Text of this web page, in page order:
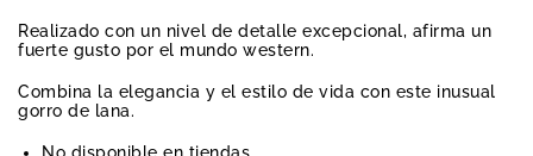
Realizado con un nivel de detalle excepcional, afirma un
fuerte gusto por el mundo western.
Combina la elegancia y el estilo de vida con este inusual
gorro de lana.